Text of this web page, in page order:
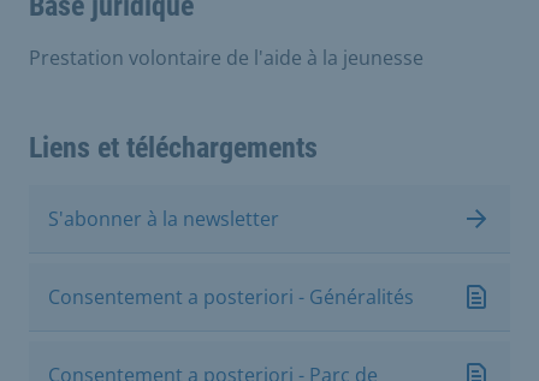
Prestation volontaire de l'aide à la jeunesse
Liens et téléchargements
S'abonner à la newsletter
Consentement a posteriori - Généralités
Consentement a posteriori - Parc de